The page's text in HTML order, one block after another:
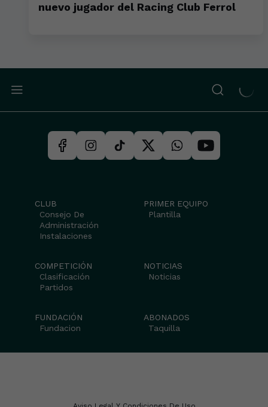
nuevo jugador del Racing Club Ferrol
CLUB
Consejo De
Administración
Instalaciones
PRIMER EQUIPO
Plantilla
COMPETICIÓN
Clasificación
Partidos
NOTICIAS
Noticias
FUNDACIÓN
Fundacion
ABONADOS
Taquilla